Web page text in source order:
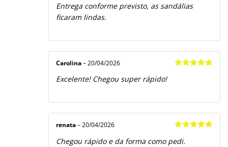
de 5
Entrega conforme previsto, as sandálias
ficaram lindas.
Carolina – 20/04/2026
Excelente! Chegou super rápido!
de 5
renata – 20/04/2026
Chegou rápido e da forma como pedi.